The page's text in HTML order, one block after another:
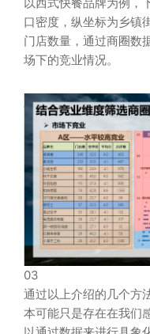
口密度，纵坐标为乡镇
门店数量，通过商圈数
场下的竞业情况。
03
通过以上介绍的几个方
本可能只是存在在我们